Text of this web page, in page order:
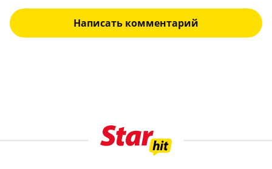
Написать комментарий